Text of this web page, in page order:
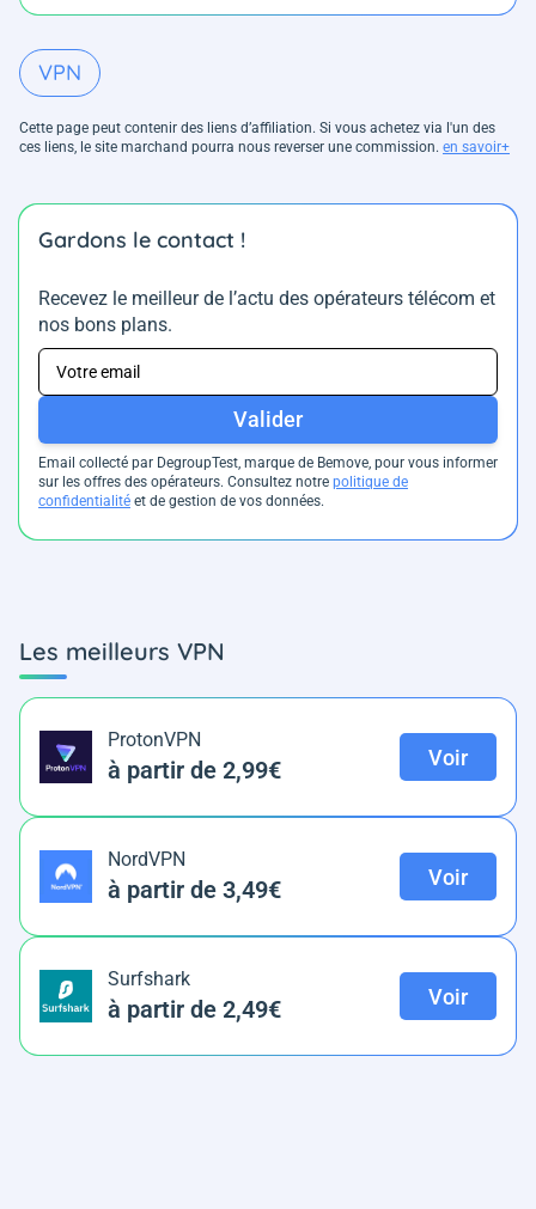
VPN
Cette page peut contenir des liens d’affiliation. Si vous achetez via l'un des
ces liens, le site marchand pourra nous reverser une commission. en savoir+
Gardons le contact !
Recevez le meilleur de l’actu des opérateurs télécom et
nos bons plans.
Valider
Email collecté par DegroupTest, marque de Bemove, pour vous informer
sur les offres des opérateurs. Consultez notre politique de
confidentialité et de gestion de vos données.
Les meilleurs VPN
ProtonVPN
à partir de 2,99€ Voir
NordVPN
à partir de 3,49€ Voir
Surfshark
à partir de 2,49€ Voir